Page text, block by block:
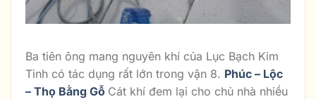
Ba tiên ông mang nguyên khí của Lục Bạch Kim
Tinh có tác dụng rất lớn trong vận 8. Phúc – Lộc
– Thọ Bằng Gỗ Cát khí đem lại cho chủ nhà nhiều